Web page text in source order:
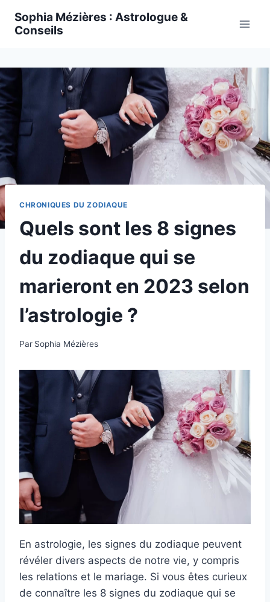
Sophia Mézières : Astrologue &
Conseils
CHRONIQUES DU ZODIAQUE
Quels sont les 8 signes
du zodiaque qui se
marieront en 2023 selon
l’astrologie ?
Par Sophia Mézières
En astrologie, les signes du zodiaque peuvent
révéler divers aspects de notre vie, y compris
les relations et le mariage. Si vous êtes curieux
de connaître les 8 signes du zodiaque qui se